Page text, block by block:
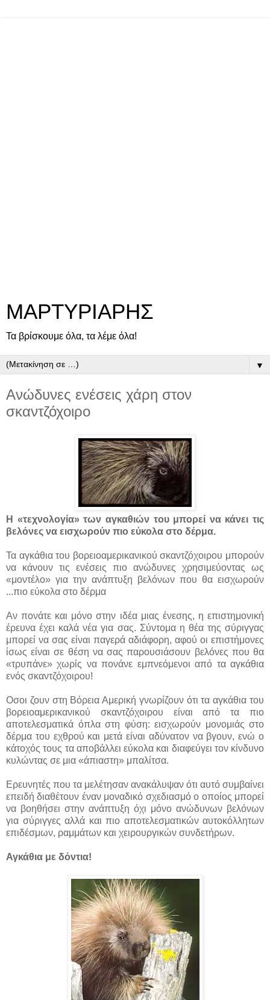
ΜΑΡΤΥΡΙΑΡΗΣ
Τα βρίσκουμε όλα, τα λέμε όλα!
▼
Ανώδυνες ενέσεις χάρη στον
σκαντζόχοιρο
Η «τεχνολογία» των αγκαθιών του μπορεί να κάνει τις
βελόνες να εισχωρούν πιο εύκολα στο δέρμα.
Τα αγκάθια του βορειοαμερικανικού σκαντζόχοιρου μπορούν
να κάνουν τις ενέσεις πιο ανώδυνες χρησιμεύοντας ως
«μοντέλο» για την ανάπτυξη βελόνων που θα εισχωρούν
...πιο εύκολα στο δέρμα
Αν πονάτε και μόνο στην ιδέα μιας ένεσης, η επιστημονική
έρευνα έχει καλά νέα για σας. Σύντομα η θέα της σύριγγας
μπορεί να σας είναι παγερά αδιάφορη, αφού οι επιστήμονες
ίσως είναι σε θέση να σας παρουσιάσουν βελόνες που θα
«τρυπάνε» χωρίς να πονάνε εμπνεόμενοι από τα αγκάθια
ενός σκαντζόχοιρου!
Οσοι ζουν στη Βόρεια Αμερική γνωρίζουν ότι τα αγκάθια του
βορειοαμερικανικού σκαντζόχοιρου είναι από τα πιο
αποτελεσματικά όπλα στη φύση: εισχωρούν μονομιάς στο
δέρμα του εχθρού και μετά είναι αδύνατον να βγουν, ενώ ο
κάτοχός τους τα αποβάλλει εύκολα και διαφεύγει τον κίνδυνο
κυλώντας σε μια «άπιαστη» μπαλίτσα.
Ερευνητές που τα μελέτησαν ανακάλυψαν ότι αυτό συμβαίνει
επειδή διαθέτουν έναν μοναδικό σχεδιασμό ο οποίος μπορεί
να βοηθήσει στην ανάπτυξη όχι μόνο ανώδυνων βελόνων
για σύριγγες αλλά και πιο αποτελεσματικών αυτοκόλλητων
επιδέσμων, ραμμάτων και χειρουργικών συνδετήρων.
Αγκάθια με δόντια!